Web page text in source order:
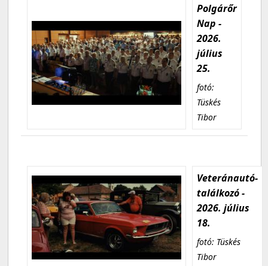
Polgárőr
Nap -
2026.
július
25.
fotó:
Tüskés
Tibor
Veteránautó-
találkozó -
2026. július
18.
fotó: Tüskés
Tibor